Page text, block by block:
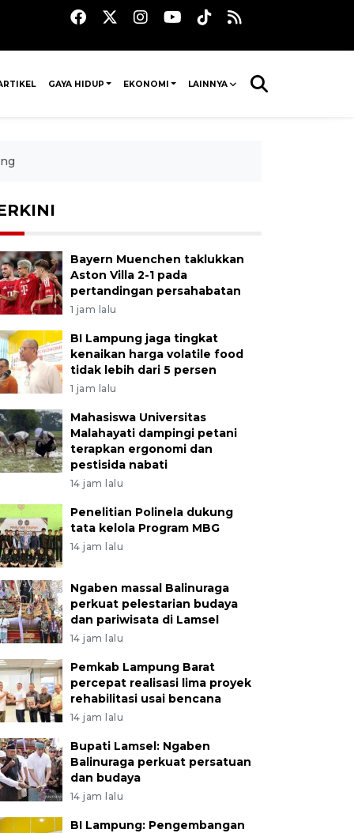
GAYA HIDUP EKONOMI LAINNYA
Bayern Muenchen taklukkan
Aston Villa 2-1 pada
pertandingan persahabatan
1 jam lalu
BI Lampung jaga tingkat
kenaikan harga volatile food
tidak lebih dari 5 persen
1 jam lalu
Mahasiswa Universitas
Malahayati dampingi petani
terapkan ergonomi dan
pestisida nabati
14 jam lalu
Penelitian Polinela dukung
tata kelola Program MBG
14 jam lalu
Ngaben massal Balinuraga
perkuat pelestarian budaya
dan pariwisata di Lamsel
14 jam lalu
Pemkab Lampung Barat
percepat realisasi lima proyek
rehabilitasi usai bencana
14 jam lalu
Bupati Lamsel: Ngaben
Balinuraga perkuat persatuan
dan budaya
14 jam lalu
BI Lampung: Pengembangan